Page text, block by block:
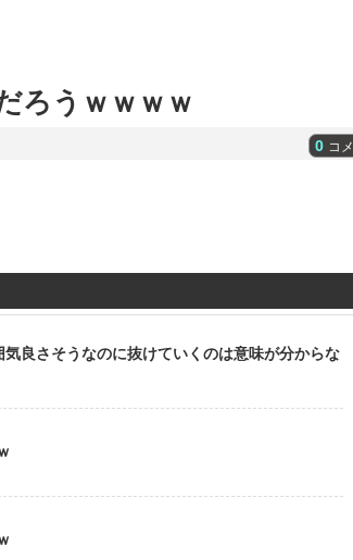
ろうｗｗｗｗ
0 コメ
良さそうなのに抜けていくのは意味が分からな